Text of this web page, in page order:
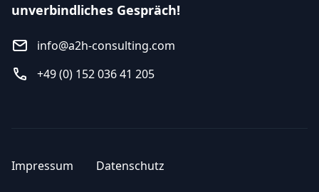
unverbindliches Gespräch!
info@a2h-consulting.com
+49 (0) 152 036 41 205
Impressum Datenschutz